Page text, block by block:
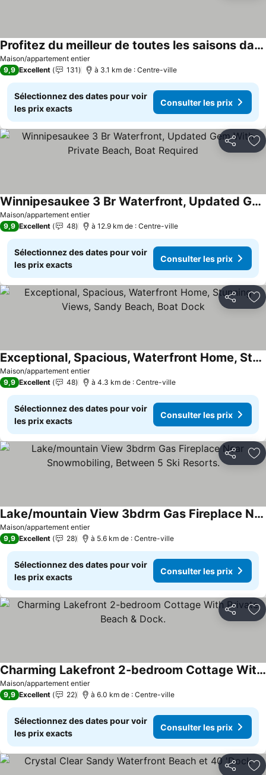
Maison/appartement entier
Profitez du meilleur de toutes les saisons dans cette maison de 4 chambres à coucher de l'eau.
9,9 Excellent 131 à 3.1 km de : Centre-ville
Sélectionnez des dates pour voir
les prix exacts
Consulter les prix
Partager
Maison/appartement entier
Winnipesaukee 3 Br Waterfront, Updated Gem With Private Beach, Boat Required
9,9 Excellent 48 à 12.9 km de : Centre-ville
Sélectionnez des dates pour voir
les prix exacts
Consulter les prix
Partager
Maison/appartement entier
Exceptional, Spacious, Waterfront Home, Stunning Views, Sandy Beach, Boat Dock
9,9 Excellent 48 à 4.3 km de : Centre-ville
Sélectionnez des dates pour voir
les prix exacts
Consulter les prix
Partager
Maison/appartement entier
Lake/mountain View 3bdrm Gas Fireplace Near Snowmobiling, Between 5 Ski Resorts.
9,9 Excellent 28 à 5.6 km de : Centre-ville
Sélectionnez des dates pour voir
les prix exacts
Consulter les prix
Partager
Maison/appartement entier
Charming Lakefront 2-bedroom Cottage With Private Beach & Dock.
9,9 Excellent 22 à 6.0 km de : Centre-ville
Sélectionnez des dates pour voir
les prix exacts
Consulter les prix
Partager